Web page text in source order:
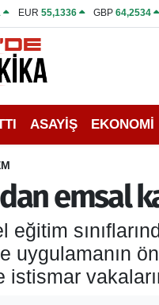
EUR 55,1336 GBP64,2534
ASAYİŞ EKONOMİ
emsal
eğitim
uygulamanın
istismar